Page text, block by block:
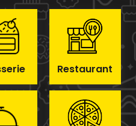
Restaurant